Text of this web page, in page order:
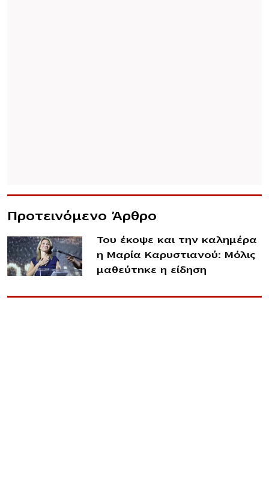
Προτεινόμενο Άρθρο
Του έκοψε και την καλημέρα
η Μαρία Καρυστιανού: Μόλις
μαθεύτnκε η είδηση